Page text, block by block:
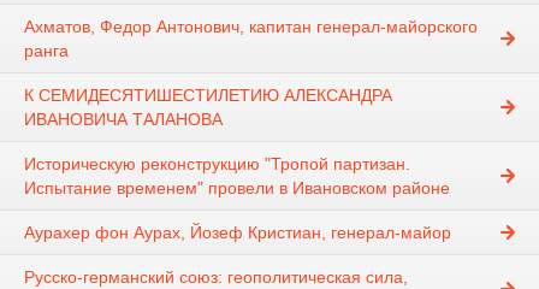
Ахматов, Федор Антонович, капитан генерал-майорского
ранга
К СЕМИДЕСЯТИШЕСТИЛЕТИЮ АЛЕКСАНДРА
ИВАНОВИЧА ТАЛАНОВА
Историческую реконструкцию "Тропой партизан.
Испытание временем" провели в Ивановском районе
Аурахер фон Аурах, Йозеф Кристиан, генерал-майор
Русско-германский союз: геополитическая сила,